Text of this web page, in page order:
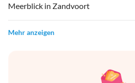
Meerblick in Zandvoort
Mehr anzeigen